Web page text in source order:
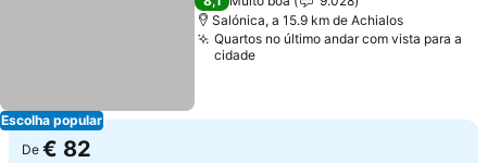
Escolha popular
Salónica, a 15.9 km de Achialos
Quartos no último andar com vista para a
cidade
De € 82